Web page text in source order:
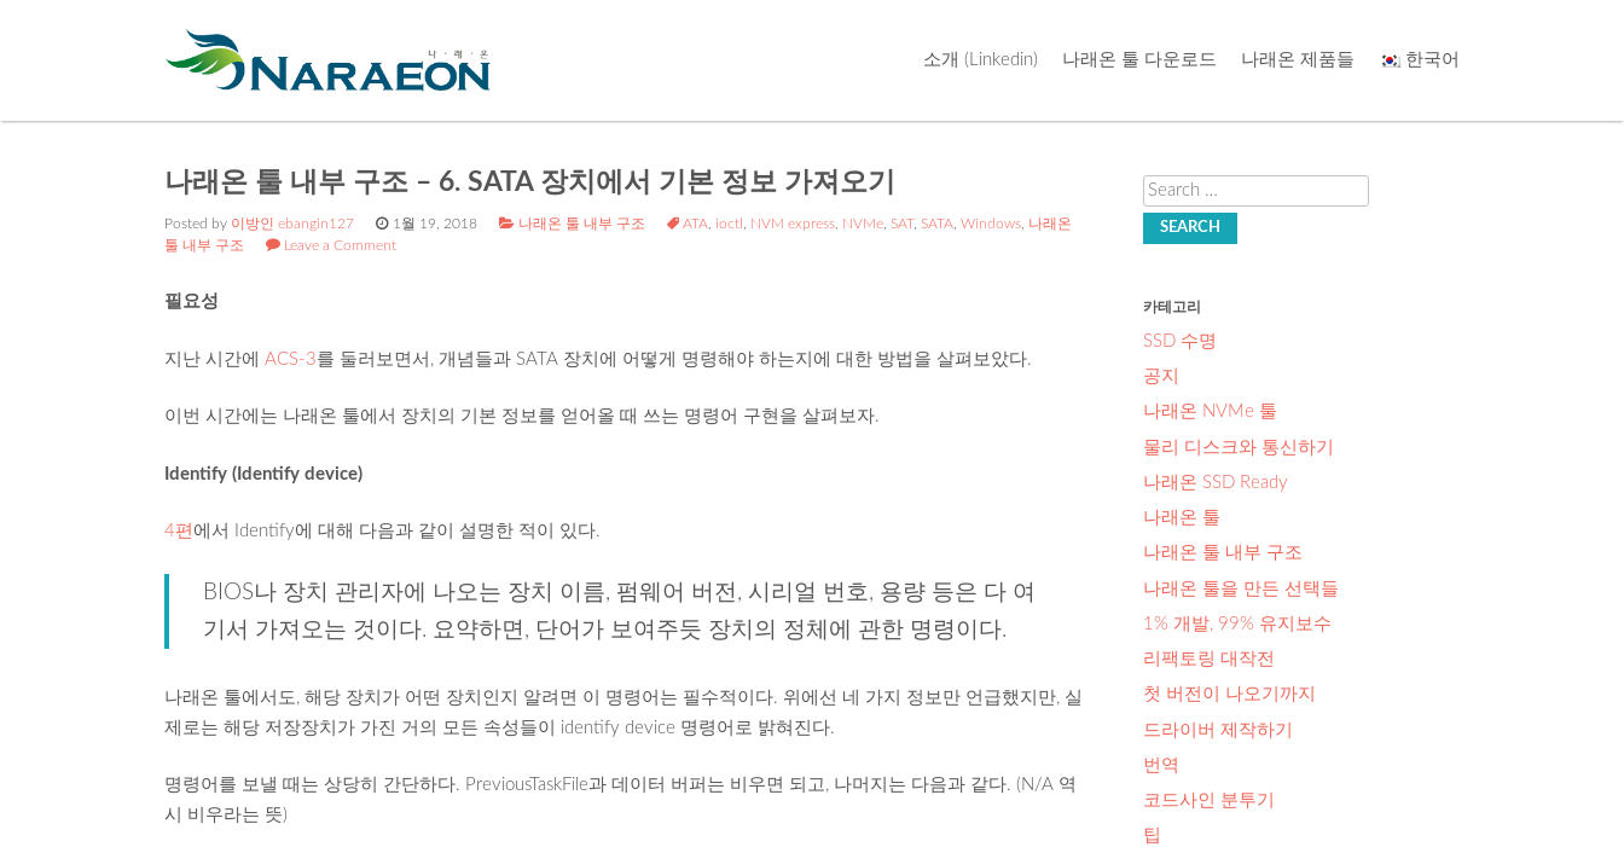
소개 (Linkedin) 나래온 툴 다운로드 나래온 제품들 한국어
나래온 툴 내부 구조 – 6. SATA 장치에서 기본 정보 가져오기
Posted by 이방인 ebangin127 1월 19, 2018 나래온 툴 내부 구조 ATA ioctl NVM express NVMe SAT, SATA ,Windows 나래온
툴 내부 구조
Leave a Comment
필요성
지난 시간에ACS-3를 둘러보면서, 개념들과 SATA 장치에 어떻게 명령해야 하는지에 대한 방법을 살펴보았다.
이번 시간에는 나래온 툴에서 장치의 기본 정보를 얻어올 때 쓰는 명령어 구현을 살펴보자.
Identify (Identify device)
4편 에서 Identify에 대해 다음과 같이 설명한 적이 있다.
BIOS나 장치 관리자에 나오는 장치 이름, 펌웨어 버전, 시리얼 번호, 용량 등은 다 여
기서 가져오는 것이다. 요약하면, 단어가 보여주듯 장치의 정체에 관한 명령이다.
나래온 툴에서도, 해당 장치가 어떤 장치인지 알려면 이 명령어는 필수적이다. 위에선 네 가지 정보만 언급했지만, 실
제로는 해당 저장장치가 가진 거의 모든 속성들이 identify device 명령어로 밝혀진다.
명령어를 보낼 때는 상당히 간단하다. PreviousTaskFile과 데이터 버퍼는 비우면 되고, 나머지는 다음과 같다. (N/A 역
시 비우라는 뜻)
Search
카테고리
SSD 수명
공지
나래온 NVMe 툴
물리 디스크와 통신하기
나래온 SSD Ready
나래온 툴
나래온 툴 내부 구조
나래온 툴을 만든 선택들
1% 개발, 99% 유지보수
리팩토링 대작전
첫 버전이 나오기까지
드라이버 제작하기
번역
코드사인 분투기
팁